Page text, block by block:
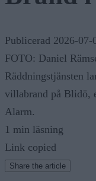
Publicerad 2026-07-
FOTO: Daniel
Räddningstjänsten
villabrand på Blidö,
Alarm.
1 min läsning
Link copied
Share the article